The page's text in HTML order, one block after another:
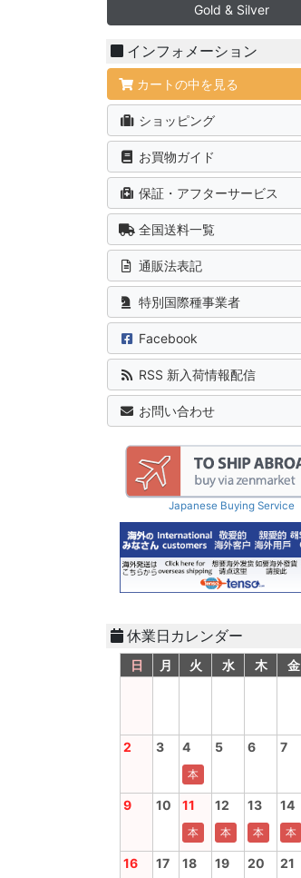
Gold & Silver
インフォメーション
カートの中を見る
ショッピング
お買物ガイド
保証・アフターサービス
全国送料一覧
通販法表記
特別国際種事業者
Facebook
RSS 新入荷情報配信
お問い合わせ
Japanese Buying Service
休業日カレンダー
日 月 火 水 木 金
2 3 4
本
5 6 7
9 10 11
本
12
本
13
本
14
本
16 17 18 19 20 21